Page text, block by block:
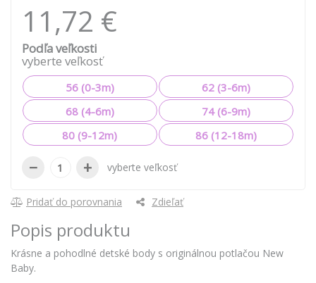
11,72 €
Podľa veľkosti
vyberte veľkosť
56 (0-3m)
62 (3-6m)
68 (4-6m)
74 (6-9m)
80 (9-12m)
86 (12-18m)
− + vyberte veľkosť
Pridať do porovnania Zdieľať
Popis produktu
Krásne a pohodlné detské body s originálnou potlačou New
Baby.